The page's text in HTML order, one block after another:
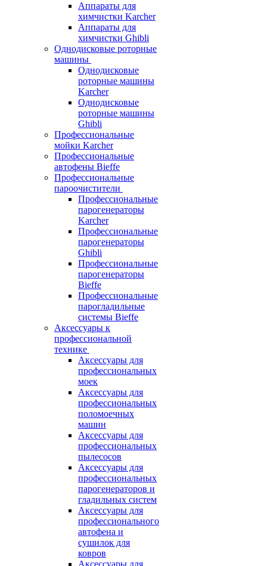
Аппараты для
химчистки Karcher
Аппараты для
химчистки Ghibli
Однодисковые роторные
машины
Однодисковые
роторные машины
Karcher
Однодисковые
роторные машины
Ghibli
Профессиональные
мойки Karcher
Профессиональные
автофены Bieffe
Профессиональные
пароочистители
Профессиональные
парогенераторы
Karcher
Профессиональные
парогенераторы
Ghibli
Профессиональные
парогенераторы
Bieffe
Профессиональные
парогладильные
системы Bieffe
Аксессуары к
профессиональной
технике
Аксессуары для
профессиональных
моек
Аксессуары для
профессиональных
поломоечных
машин
Аксессуары для
профессиональных
пылесосов
Аксессуары для
профессиональных
парогенераторов и
гладильных систем
Аксессуары для
профессионального
автофена и
сушилок для
ковров
Аксессуары для